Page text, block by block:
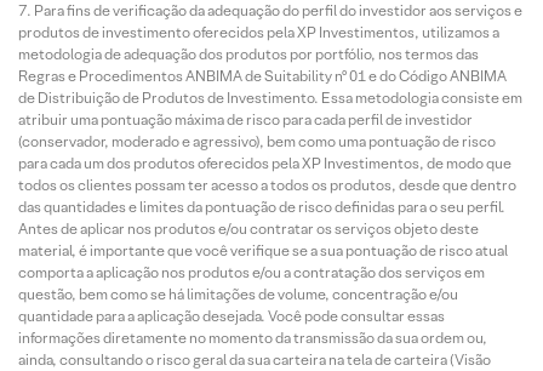
Para fins de verificação da adequação do perfil do investidor aos serviços e
produtos de investimento oferecidos pela XP Investimentos, utilizamos a
metodologia de adequação dos produtos por portfólio, nos termos das
Regras e Procedimentos ANBIMA de Suitability nº 01 e do Código ANBIMA
de Distribuição de Produtos de Investimento. Essa metodologia consiste em
atribuir uma pontuação máxima de risco para cada perfil de investidor
(conservador, moderado e agressivo), bem como uma pontuação de risco
para cada um dos produtos oferecidos pela XP Investimentos, de modo que
todos os clientes possam ter acesso a todos os produtos, desde que dentro
das quantidades e limites da pontuação de risco definidas para o seu perfil.
Antes de aplicar nos produtos e/ou contratar os serviços objeto deste
material, é importante que você verifique se a sua pontuação de risco atual
comporta a aplicação nos produtos e/ou a contratação dos serviços em
questão, bem como se há limitações de volume, concentração e/ou
quantidade para a aplicação desejada. Você pode consultar essas
informações diretamente no momento da transmissão da sua ordem ou,
ainda, consultando o risco geral da sua carteira na tela de carteira (Visão